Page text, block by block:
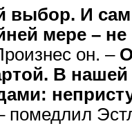
выбор. И
мере –
он. –
В нашей
помедлил